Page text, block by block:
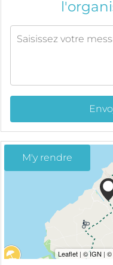
M'y rendre